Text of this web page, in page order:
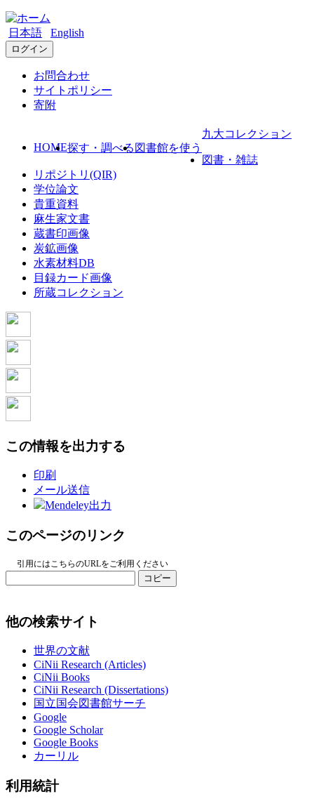
日本語 English
ログイン
お問合わせ
サイトポリシー
寄附
HOME探す・調べる 図書館を使う
九大コレクション
図書・雑誌
リポジトリ(QIR)
学位論文
貴重資料
麻生家文書
蔵書印画像
炭鉱画像
水素材料DB
目録カード画像
所蔵コレクション
この情報を出力する
印刷
メール送信
Mendeley出力
このページのリンク
引用にはこちらのURLをご利用ください
コピー
他の検索サイト
世界の文献
CiNii Research (Articles)
CiNii Books
CiNii Research (Dissertations)
国立国会図書館サーチ
Google
Google Scholar
Google Books
カーリル
利用統計